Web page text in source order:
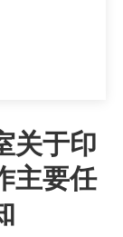
关于印
主要任